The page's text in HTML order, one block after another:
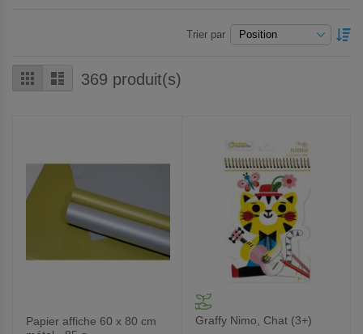
Grille Liste369 produit(s)
Trier par
Papier affiche 60 x 80 cm
Graffy Nimo, Chat (3+)